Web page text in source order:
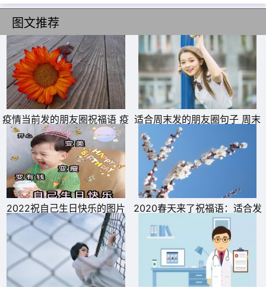
10、小寒特别冷，御寒不轻松。经常搓搓手，偶尔喝点酒。
火锅炖狗肉，枸杞要管够。冬寒易多痰，最好少吃甜。天冷
少出汗，桑拿最养颜。宵夜要吃少，睡前泡泡脚。窗帘拉上
好，防窥防感冒。小寒快乐，祝您健康!
11、小寒了，愿我的每一个字，都是一朵温暖的火花，融化
寒冷的心房，愿我的每一次祝福，都是一种温馨的怀抱，温
图文推荐
疫情当前发的朋友圈祝福语 疫
情碰上生日怎么发朋友圈说说
适合周末发的朋友圈句子 周末
愉快最简单一句话
2022祝自己生日快乐的图片
2020春天来了祝福语：适合发
朋友圈的春暖花开说说